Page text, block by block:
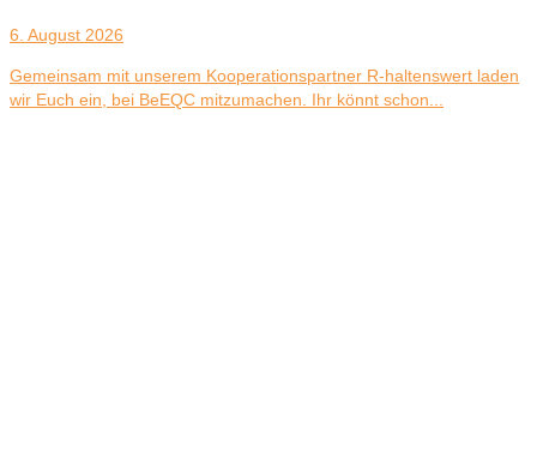
6. August 2026
Gemeinsam mit unserem Kooperationspartner R-haltenswert laden
wir Euch ein, bei BeEQC mitzumachen. Ihr könnt schon...